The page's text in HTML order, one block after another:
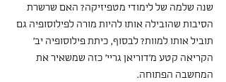
שנה שלמה של לימודי מטפיזיקה? האם שרשרת
הסיבות שהובילה אותו להיות מורה לפילוסופיה גם
תוביל אותו למוות? לבסוף, כיתת פילוסופיה יב׳
הקריאה קטע מ׳דוריאן גריי׳ כזה שמשאיר את
המחשבה הפתוחה.